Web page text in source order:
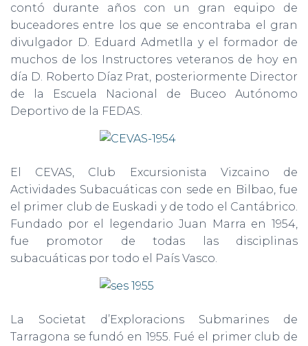
contó durante años con un gran equipo de
buceadores entre los que se encontraba el gran
divulgador D. Eduard Admetlla y el formador de
muchos de los Instructores veteranos de hoy en
día D. Roberto Díaz Prat, posteriormente Director
de la Escuela Nacional de Buceo Autónomo
Deportivo de la FEDAS.
El CEVAS, Club Excursionista Vizcaino de
Actividades Subacuáticas con sede en Bilbao, fue
el primer club de Euskadi y de todo el Cantábrico.
Fundado por el legendario Juan Marra en 1954,
fue promotor de todas las disciplinas
subacuáticas por todo el País Vasco.
La Societat d’Exploracions Submarines de
Tarragona se fundó en 1955. Fué el primer club de